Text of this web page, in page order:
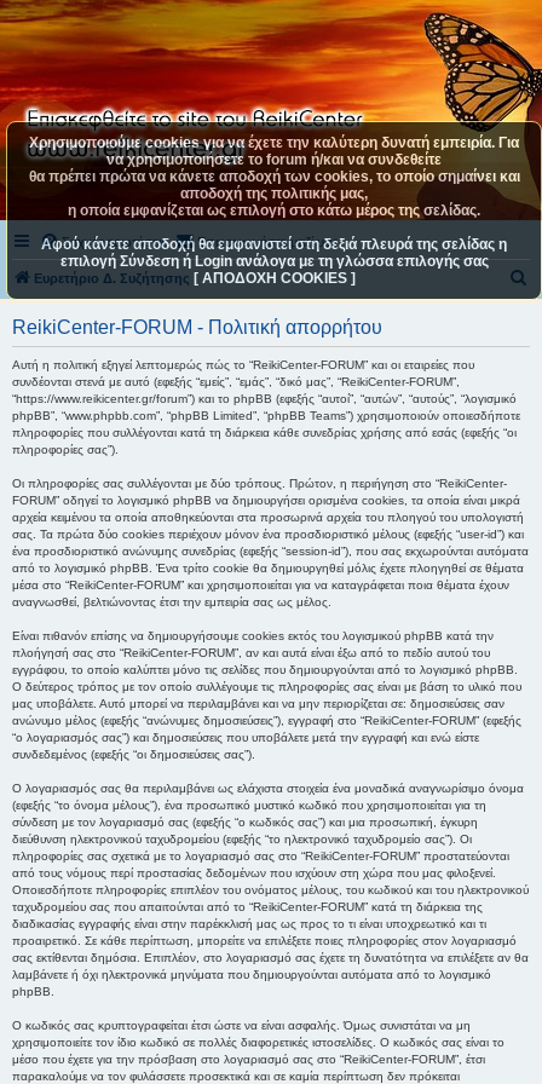
Συχνές ερωτήσεις Επικοινωνήστε μαζί μας
Ευρετήριο Δ. Συζήτησης
ReikiCenter-FORUM - Πολιτική απορρήτου
Αυτή η πολιτική εξηγεί λεπτομερώς πώς το “ReikiCenter-FORUM” και οι εταιρείες που
συνδέονται στενά με αυτό (εφεξής “εμείς”, “εμάς”, “δικό μας”, “ReikiCenter-FORUM”,
“https://www.reikicenter.gr/forum”) και το phpBB (εφεξής “αυτοί”, “αυτών”, “αυτούς”, “λογισμικό
phpBB”, “www.phpbb.com”, “phpBB Limited”, “phpBB Teams”) χρησιμοποιούν οποιεσδήποτε
πληροφορίες που συλλέγονται κατά τη διάρκεια κάθε συνεδρίας χρήσης από εσάς (εφεξής “οι
πληροφορίες σας”).
Οι πληροφορίες σας συλλέγονται με δύο τρόπους. Πρώτον, η περιήγηση στο “ReikiCenter-
FORUM” οδηγεί το λογισμικό phpBB να δημιουργήσει ορισμένα cookies, τα οποία είναι μικρά
αρχεία κειμένου τα οποία αποθηκεύονται στα προσωρινά αρχεία του πλοηγού του υπολογιστή
σας. Τα πρώτα δύο cookies περιέχουν μόνον ένα προσδιοριστικό μέλους (εφεξής “user-id”) και
ένα προσδιοριστικό ανώνυμης συνεδρίας (εφεξής “session-id”), που σας εκχωρούνται αυτόματα
από το λογισμικό phpBB. Ένα τρίτο cookie θα δημιουργηθεί μόλις έχετε πλοηγηθεί σε θέματα
μέσα στο “ReikiCenter-FORUM” και χρησιμοποιείται για να καταγράφεται ποια θέματα έχουν
αναγνωσθεί, βελτιώνοντας έτσι την εμπειρία σας ως μέλος.
Είναι πιθανόν επίσης να δημιουργήσουμε cookies εκτός του λογισμικού phpBB κατά την
πλοήγησή σας στο “ReikiCenter-FORUM”, αν και αυτά είναι έξω από το πεδίο αυτού του
εγγράφου, το οποίο καλύπτει μόνο τις σελίδες που δημιουργούνται από το λογισμικό phpBB.
Ο δεύτερος τρόπος με τον οποίο συλλέγουμε τις πληροφορίες σας είναι με βάση το υλικό που
μας υποβάλετε. Αυτό μπορεί να περιλαμβάνει και να μην περιορίζεται σε: δημοσιεύσεις σαν
ανώνυμο μέλος (εφεξής “ανώνυμες δημοσιεύσεις”), εγγραφή στο “ReikiCenter-FORUM” (εφεξής
“ο λογαριασμός σας”) και δημοσιεύσεις που υποβάλετε μετά την εγγραφή και ενώ είστε
συνδεδεμένος (εφεξής “οι δημοσιεύσεις σας”).
Ο λογαριασμός σας θα περιλαμβάνει ως ελάχιστα στοιχεία ένα μοναδικά αναγνωρίσιμο όνομα
(εφεξής “το όνομα μέλους”), ένα προσωπικό μυστικό κωδικό που χρησιμοποιείται για τη
σύνδεση με τον λογαριασμό σας (εφεξής “ο κωδικός σας”) και μια προσωπική, έγκυρη
διεύθυνση ηλεκτρονικού ταχυδρομείου (εφεξής “το ηλεκτρονικό ταχυδρομείο σας”). Οι
πληροφορίες σας σχετικά με το λογαριασμό σας στο “ReikiCenter-FORUM” προστατεύονται
από τους νόμους περί προστασίας δεδομένων που ισχύουν στη χώρα που μας φιλοξενεί.
Οποιεσδήποτε πληροφορίες επιπλέον του ονόματος μέλους, του κωδικού και του ηλεκτρονικού
ταχυδρομείου σας που απαιτούνται από το “ReikiCenter-FORUM” κατά τη διάρκεια της
διαδικασίας εγγραφής είναι στην παρέκκλισή μας ως προς το τι είναι υποχρεωτικό και τι
προαιρετικό. Σε κάθε περίπτωση, μπορείτε να επιλέξετε ποιες πληροφορίες στον λογαριασμό
σας εκτίθενται δημόσια. Επιπλέον, στο λογαριασμό σας έχετε τη δυνατότητα να επιλέξετε αν θα
λαμβάνετε ή όχι ηλεκτρονικά μηνύματα που δημιουργούνται αυτόματα από το λογισμικό
phpBB.
Ο κωδικός σας κρυπτογραφείται έτσι ώστε να είναι ασφαλής. Όμως συνιστάται να μη
χρησιμοποιείτε τον ίδιο κωδικό σε πολλές διαφορετικές ιστοσελίδες. Ο κωδικός σας είναι το
μέσο που έχετε για την πρόσβαση στο λογαριασμό σας στο “ReikiCenter-FORUM”, έτσι
παρακαλούμε να τον φυλάσσετε προσεκτικά και σε καμία περίπτωση δεν πρόκειται
Χρησιμοποιούμε cookies για να έχετε την καλύτερη δυνατή εμπειρία. Για
να χρησιμοποιήσετε το forum ή/και να συνδεθείτε
θα πρέπει πρώτα να κάνετε αποδοχή των cookies, το οποίο σημαίνει και
αποδοχή της πολιτικής μας,
η οποία εμφανίζεται ως επιλογή στο κάτω μέρος της σελίδας.
Αφού κάνετε αποδοχή θα εμφανιστεί στη δεξιά πλευρά της σελίδας η
επιλογή Σύνδεση ή Login ανάλογα με τη γλώσσα επιλογής σας
[ ΑΠΟΔΟΧΗ COOKIES ]